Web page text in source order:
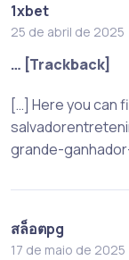
1xbet
25 de abril de 2025
… [Trackback]
[…] Here you can
grande-
สล็อตpg
17 de maio de 2025